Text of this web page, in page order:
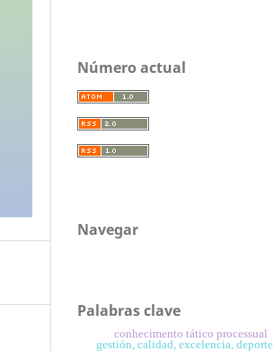
Número actual
Navegar
Palabras clave
gestión, calidad, excelencia, deporte.
conhecimento tático processual